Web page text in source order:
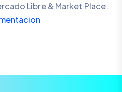
Libre & Market Place.